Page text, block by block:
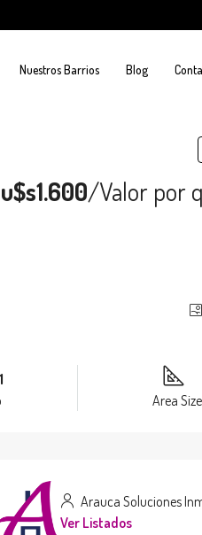
Nuestros Barrios Blog
u$s1.600/Valor por
1
Area Size
Arauca Soluciones
Ver Listados